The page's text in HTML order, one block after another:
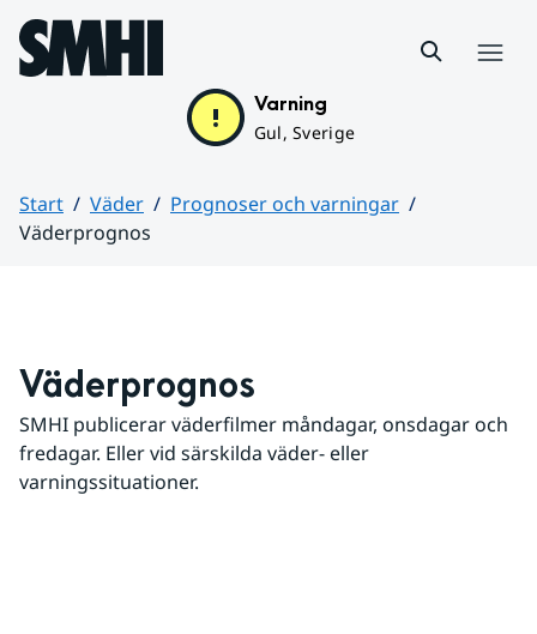
Hoppa till sidans innehåll
Varning
Gul, Sverige
Start Väder
Prognoser och varningar
Väderprognos
Väderprognos
SMHI publicerar väderfilmer måndagar, onsdagar och
fredagar. Eller vid särskilda väder- eller
varningssituationer.